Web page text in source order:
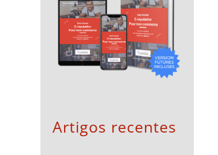
Artigos recentes